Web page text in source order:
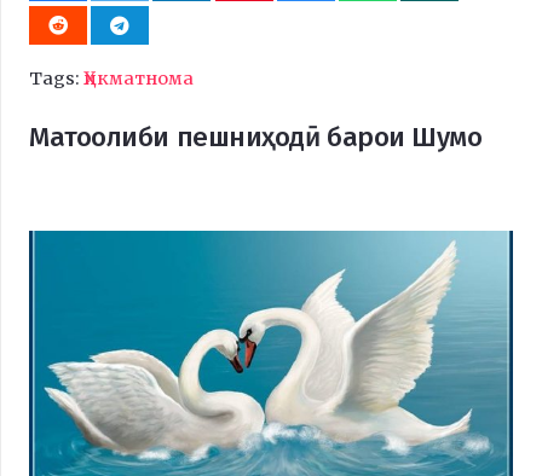
Tags: Ҳикматнома
Матоолиби пешниҳодӣ барои Шумо